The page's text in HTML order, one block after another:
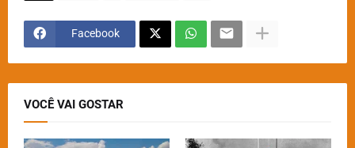
Facebook
VOCÊ VAI GOSTAR